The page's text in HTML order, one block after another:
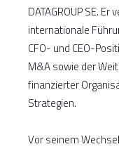
DATAGROUP SE.
internationale
CFO- und CEO-
M&A sowie der
finanzierter
Strategien.
Vor seinem